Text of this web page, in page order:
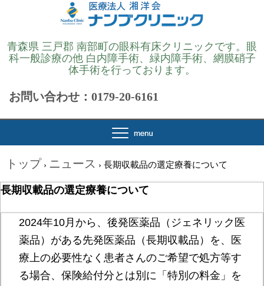
青森県 三戸郡 南部町の眼科有床クリニックです。眼
科一般診療の他 白内障手術、緑内障手術、網膜硝子
体手術を行っております。
お問い合わせ：0179-20-6161
トップ › ニュース › 長期収載品の選定療養について
長期収載品の選定療養について
2024年10月から、後発医薬品（ジェネリック医
薬品）がある先発医薬品（長期収載品）を、医
療上の必要性なく患者さんのご希望で処方等す
る場合、保険給付分とは別に「特別の料金」を